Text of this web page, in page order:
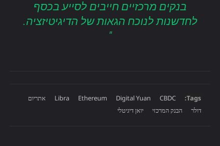
בנקים מרכזיים חייבים לסייע בכסף
לחדשנות לנוכח הגאות של הדיגיטיזציה.
"
Tags:
CBDC
Digital Yuan
Ethereum
Libra
אתריום
דולר
הבנק המרכזי יואן דיגיטלי